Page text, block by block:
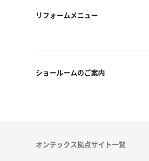
リフォームメニュー
ショールームのご案内
オンテックス拠点サイト一覧